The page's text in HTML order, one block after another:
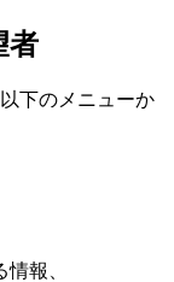
者
下のメニューか
報、